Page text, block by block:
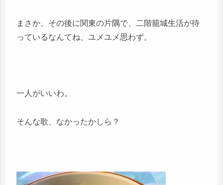
まさか、その後に関東の片隅で、二階籠城生活が待
っているなんてね、ユメユメ思わず。
一人がいいわ。
そんな歌、なかったかしら？